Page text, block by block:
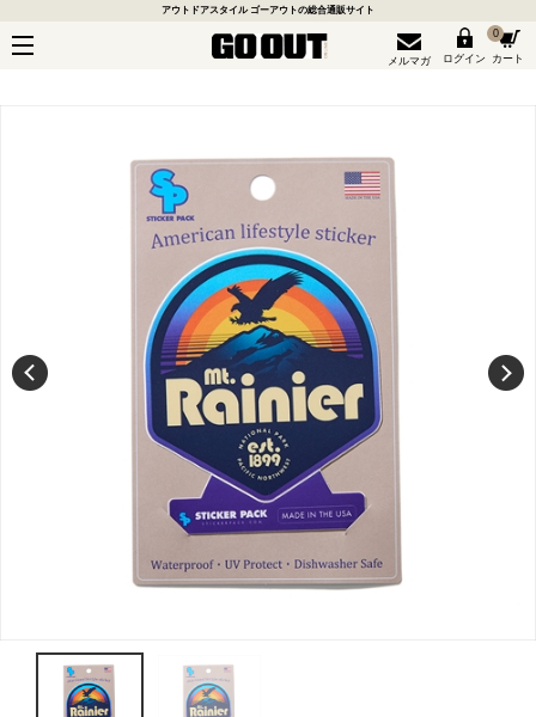
アウトドアスタイル ゴーアウトの総合通販サイト
メルマガ ログイン
0
カート